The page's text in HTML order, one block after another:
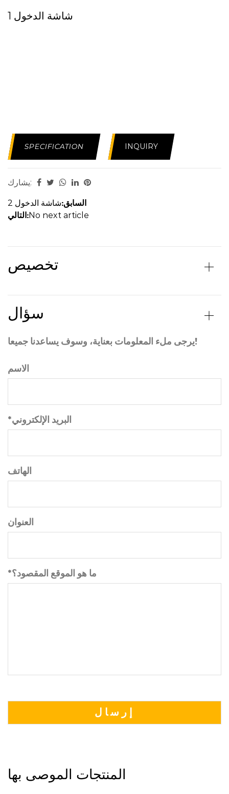
شاشة الدخول 1
SPECIFICATION INQUIRY
يشارك:
السابق:شاشة الدخول 2
التالي:No next article
تخصيص
سؤال
يرجى ملء المعلومات بعناية، وسوف يساعدنا جميعا!
الاسم
*البريد الإلكتروني
الهاتف
العنوان
*ما هو الموقع المقصود؟
المنتجات الموصى بها